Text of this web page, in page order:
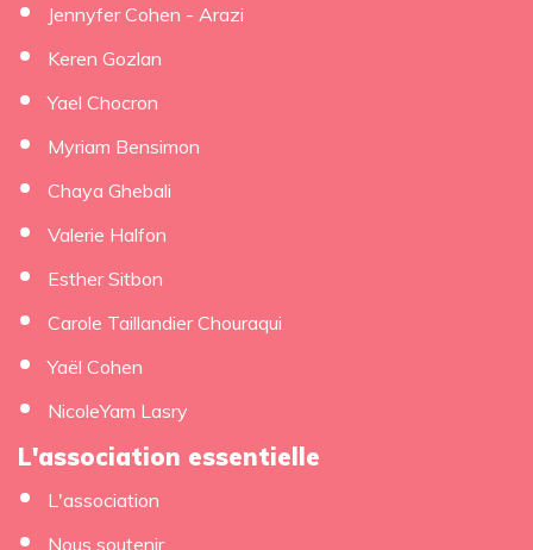
Jennyfer Cohen - Arazi
Keren Gozlan
Yael Chocron
Myriam Bensimon
Chaya Ghebali
Valerie Halfon
Esther Sitbon
Carole Taillandier Chouraqui
Yaël Cohen
NicoleYam Lasry
L'association essentielle
L'association
Nous soutenir